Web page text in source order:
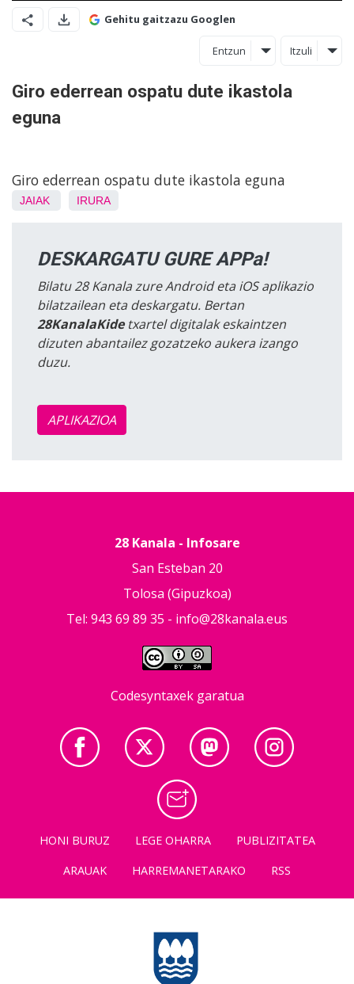
Gehitu gaitzazu Googlen
Entzun Itzuli
Giro ederrean ospatu dute ikastola
eguna
Giro ederrean ospatu dute ikastola eguna
JAIAK IRURA
DESKARGATU GURE APPa!
Bilatu 28 Kanala zure Android eta iOS aplikazio
bilatzailean eta deskargatu. Bertan
28KanalaKidetxartel digitalak eskaintzen
dizuten abantailez gozatzeko aukera izango
duzu.
APLIKAZIOA
28 Kanala - Infosare
San Esteban 20
Tolosa (Gipuzkoa)
Tel: 943 69 89 35 - info@28kanala.eus
Codesyntaxek garatua
HONI BURUZ LEGE OHARRA
PUBLIZITATEA
ARAUAK
HARREMANETARAKO RSS